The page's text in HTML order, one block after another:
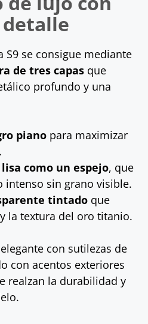
S9 se consigue mediante
de tres capas que
profundo y una
piano para maximizar
como un espejo, que
intenso sin grano visible.
tintado que
la textura del oro titanio.
con sutilezas de
con acentos exteriores
realzan la durabilidad y